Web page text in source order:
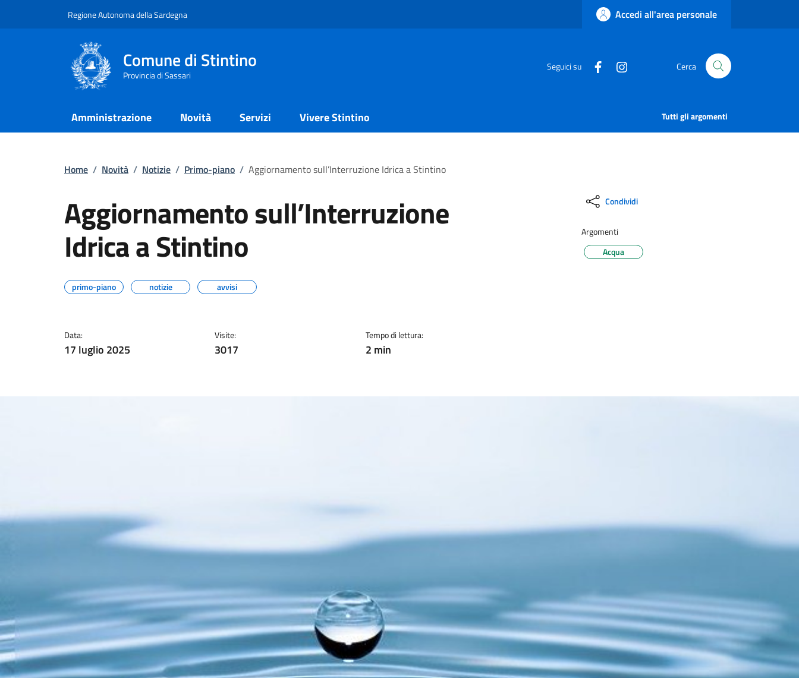
Regione Autonoma della Sardegna Accedi all'area personale
Comune di Stintino
Provincia di Sassari
Seguici su Cerca
Amministrazione Novità Servizi Vivere Stintino Tutti gli argomenti
Home / Novità / Notizie / Primo-piano / Aggiornamento sull’Interruzione Idrica a Stintino
Aggiornamento sull’Interruzione
Idrica a Stintino
primo-piano notizie avvisi
Data:
17 luglio 2025
Visite:
3017
Tempo di lettura:
2 min
Condividi
Argomenti
Acqua